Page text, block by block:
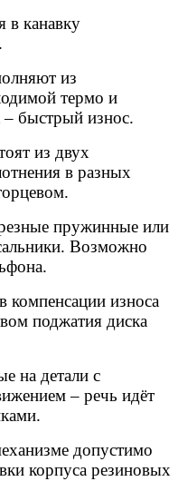
канавку
из
термо и
– быстрый износ.
из двух
в разных
пружинные или
Возможно
компенсации износа
поджатия диска
на детали с
– речь идёт
допустимо
корпуса резиновых